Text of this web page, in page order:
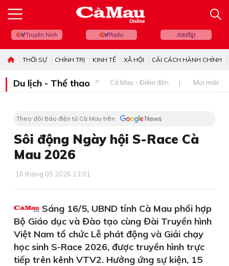
Truyền hình Radio ភាសាខ្មែរ
THỜI SỰ CHÍNH TRỊ KINH TẾ XÃ HỘI CẢI CÁCH HÀNH CHÍNH
Du lịch - Thể thao Cà Mau - Điểm đến Mọi miền
Theo dõi Báo điện tử Cà Mau trên
Sôi động Ngày hội S-Race Cà
Mau 2026
16 tháng 05 2026 13:01
Sáng 16/5, UBND tỉnh Cà Mau phối hợp
Bộ Giáo dục và Đào tạo cùng Đài Truyền hình
Việt Nam tổ chức Lễ phát động và Giải chạy
học sinh S-Race 2026, được truyền hình trực
tiếp trên kênh VTV2. Hưởng ứng sự kiện, 15